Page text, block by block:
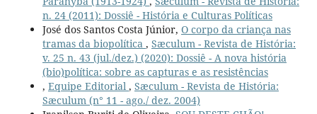
n. 24 (2011): Dossiê - História e Culturas Políticas
José dos Santos Costa Júnior, O corpo da criança nas
tramas da biopolítica , Sæculum - Revista de História:
v. 25 n. 43 (jul./dez.) (2020): Dossiê - A nova história
(bio)política: sobre as capturas e as resistências
, Equipe Editorial , Sæculum - Revista de História:
Sæculum (n° 11 - ago./ dez. 2004)